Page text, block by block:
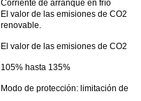
Corriente de arranque en frío
El valor de las emisiones de CO2
renovable.
El valor de las emisiones de CO2
105% hasta 135%
Modo de protección: limitación de